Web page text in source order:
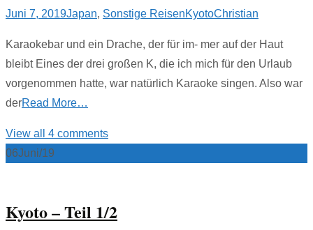
Juni 7, 2019Japan, Sonstige ReisenKyotoChristian
Karaokebar und ein Drache, der für im- mer auf der Haut
bleibt Eines der drei großen K, die ich mich für den Urlaub
vorgenommen hatte, war natürlich Karaoke singen. Also war
derRead More…
View all 4 comments
06Juni/19
Kyoto – Teil 1/2